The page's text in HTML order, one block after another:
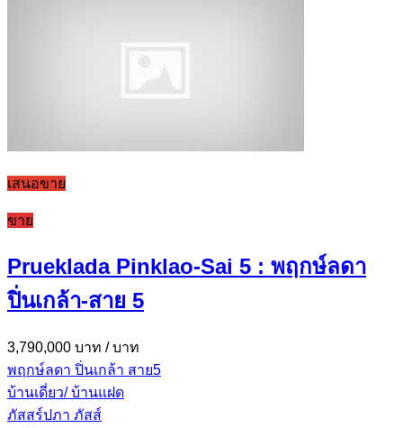
เสนอขาย
ขาย
Prueklada Pinklao-Sai 5 : พฤกษ์ลดา
ปิ่นเกล้า-สาย 5
3,790,000 บาท / บาท
พฤกษ์ลดา ปิ่นเกล้า สาย5
บ้านเดี่ยว/ บ้านแฝด
ภัสสร์ปภา ภัสส์